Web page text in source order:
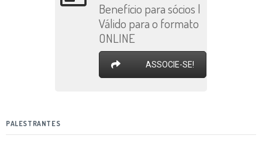
Benefício para sócios |
Válido para o formato
ONLINE
ASSOCIE-SE!
PALESTRANTES